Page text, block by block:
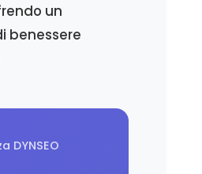
un
benessere
DYNSEO